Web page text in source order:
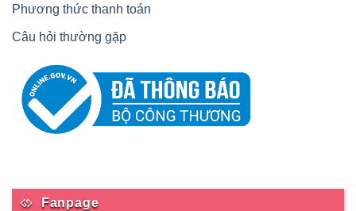
Phương thức thanh toán
Câu hỏi thường gặp
Fanpage